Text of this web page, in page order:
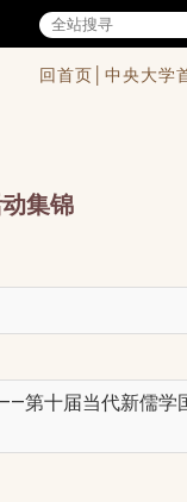
回首页│ 中央大学
集锦
第十届当代新儒学